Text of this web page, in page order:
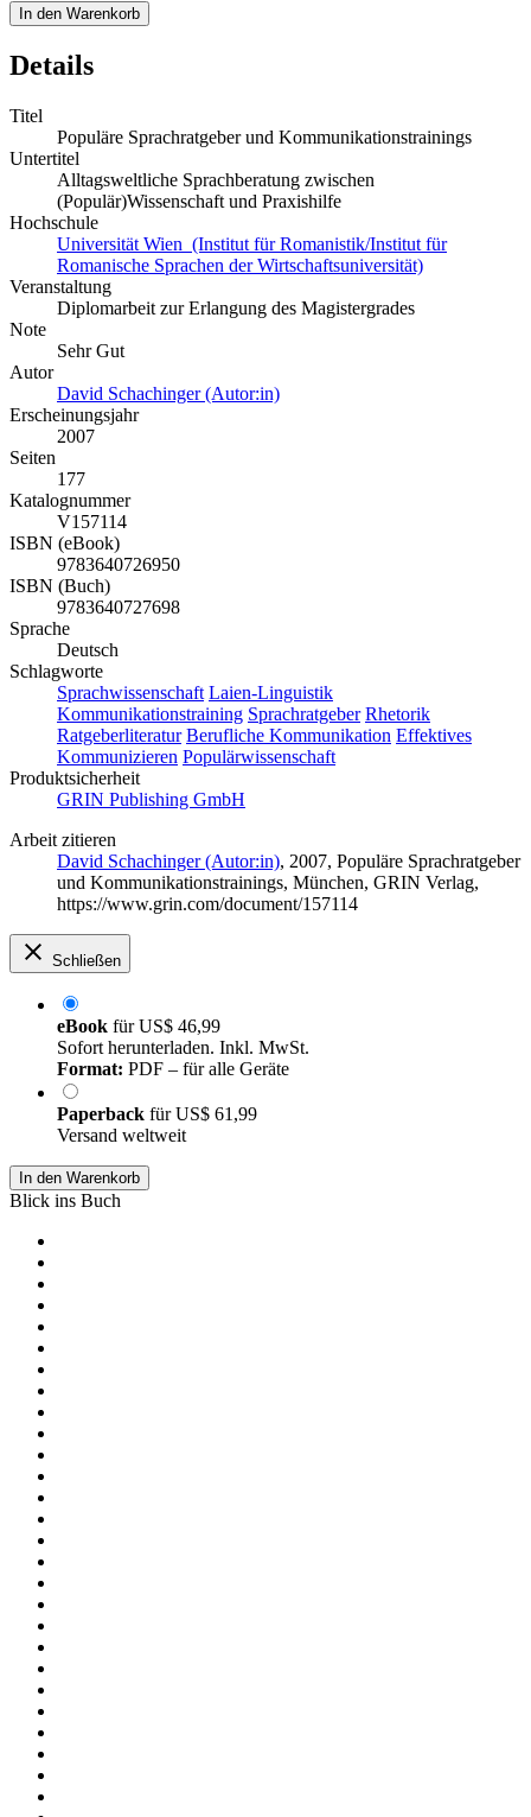
In den Warenkorb
Details
Titel
Populäre Sprachratgeber und Kommunikationstrainings
Untertitel
Alltagsweltliche Sprachberatung zwischen
(Populär)Wissenschaft und Praxishilfe
Hochschule
Universität Wien (Institut für Romanistik/Institut für
Romanische Sprachen der Wirtschaftsuniversität)
Veranstaltung
Diplomarbeit zur Erlangung des Magistergrades
Note
Sehr Gut
Autor
David Schachinger (Autor:in)
Erscheinungsjahr
2007
Seiten
177
Katalognummer
V157114
ISBN (eBook)
9783640726950
ISBN (Buch)
9783640727698
Sprache
Deutsch
Schlagworte
Sprachwissenschaft Laien-Linguistik
Kommunikationstraining Sprachratgeber Rhetorik
Ratgeberliteratur Berufliche Kommunikation Effektives
Kommunizieren Populärwissenschaft
Produktsicherheit
GRIN Publishing GmbH
Arbeit zitieren
David Schachinger (Autor:in), 2007, Populäre Sprachratgeber
und Kommunikationstrainings, München, GRIN Verlag,
https://www.grin.com/document/157114
Schließen
eBook fürUS$ 46,99
Sofort herunterladen. Inkl. MwSt.
Format: PDF – für alle Geräte
Paperback fürUS$ 61,99
Versand weltweit
In den Warenkorb
Blick ins Buch